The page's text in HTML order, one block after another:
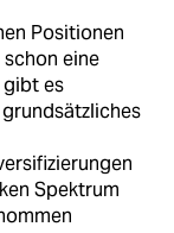
Positionen
schon eine
gibt es
Spektrum